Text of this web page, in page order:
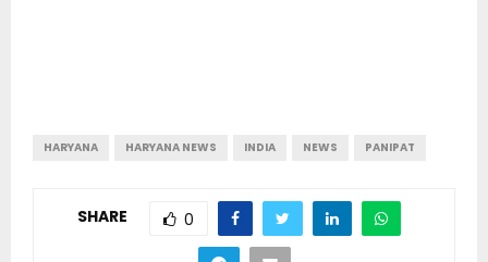
HARYANA HARYANA NEWS INDIA NEWS PANIPAT
SHARE 0